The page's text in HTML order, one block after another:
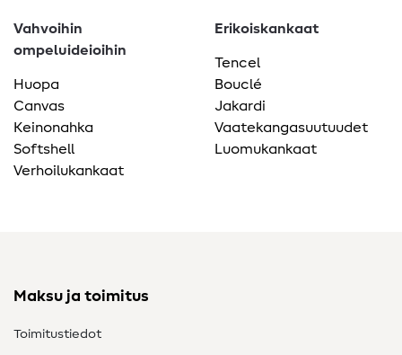
Vahvoihin
ompeluideioihin
Huopa
Canvas
Keinonahka
Softshell
Verhoilukankaat
Erikoiskankaat
Tencel
Bouclé
Jakardi
Vaatekangasuutuudet
Luomukankaat
Maksu ja toimitus
Toimitustiedot